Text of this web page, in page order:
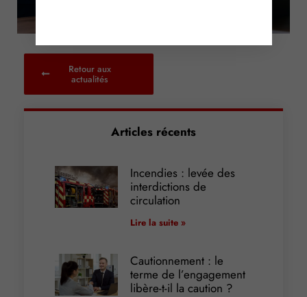
Retour aux
actualités
Articles récents
Incendies : levée des
interdictions de
circulation
Lire la suite »
Cautionnement : le
terme de l’engagement
libère-t-il la caution ?